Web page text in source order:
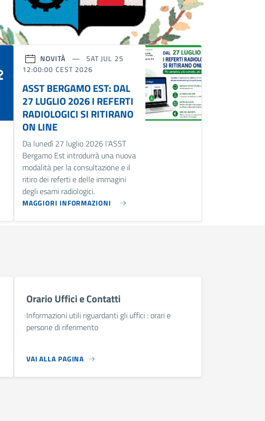
NOVITÀ
SAT JUL 25
12:00:00 CEST 2026
ASST BERGAMO EST: DAL
27 LUGLIO 2026 I REFERTI
RADIOLOGICI SI RITIRANO
ON LINE
Da lunedì 27 luglio 2026 l'ASST
Bergamo Est introdurrà una nuova
modalità per la consultazione e il
ritiro dei referti e delle immagini
degli esami radiologici.
MAGGIORI INFORMAZIONI
Orario Uffici e Contatti
Informazioni utili riguardanti gli uffici : orari e
persone di riferimento
VAI ALLA PAGINA